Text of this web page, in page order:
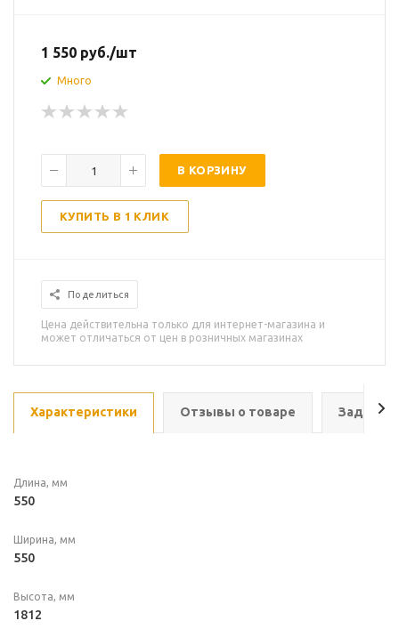
1 550 руб./шт
Много
В КОРЗИНУ
КУПИТЬ В 1 КЛИК
Поделиться
Цена действительна только для интернет-магазина и
может отличаться от цен в розничных магазинах
Характеристики Отзывы о товаре Задать
Длина, мм
550
Ширина, мм
550
Высота, мм
1812